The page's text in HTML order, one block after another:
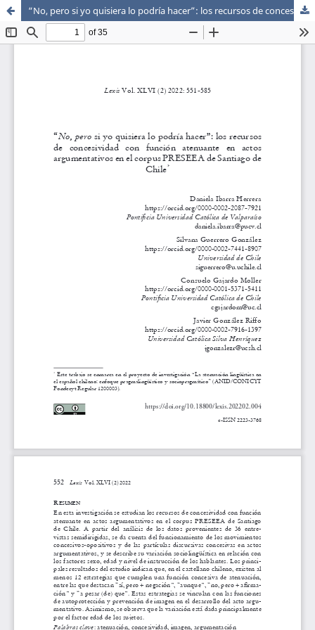
“No, pero si yo quisiera lo podría hacer”: los recursos de concesividad con función atenuante en actos argumentativos en el corpus PRESEEA de Santiago de Chile